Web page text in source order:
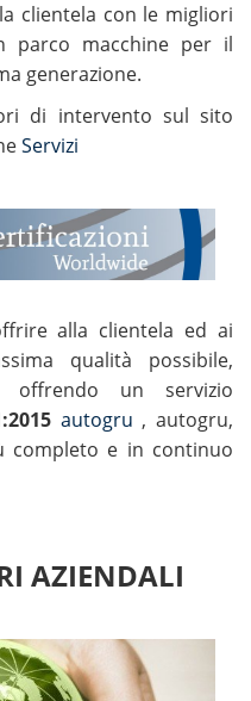
clientela con le migliori
parco macchine per il
generazione.
di intervento sul sito
Servizi
alla clientela ed ai
qualità possibile,
offrendo un servizio
autogru , autogru,
completo e in continuo
AZIENDALI